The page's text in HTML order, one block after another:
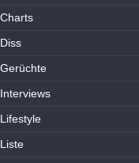
Charts
Diss
Gerüchte
Interviews
Lifestyle
Liste